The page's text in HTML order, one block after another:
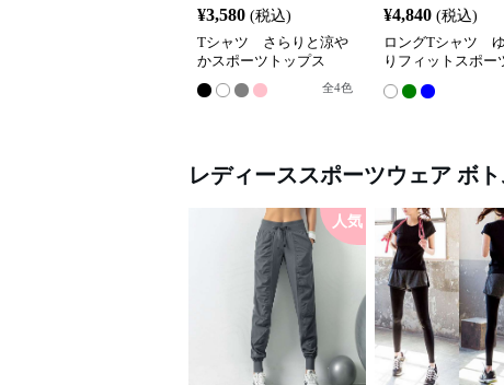
¥3,580 (税込)
Tシャツ さらりと涼や
かスポーツトップス
全4色
¥4,840 (税込)
ロングTシャツ
りフィットスポー
レディーススポーツウェア ボ
人気